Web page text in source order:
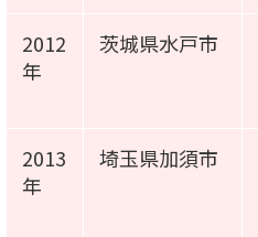
2012
年
茨城県水戸市
2013
年
埼玉県加須市